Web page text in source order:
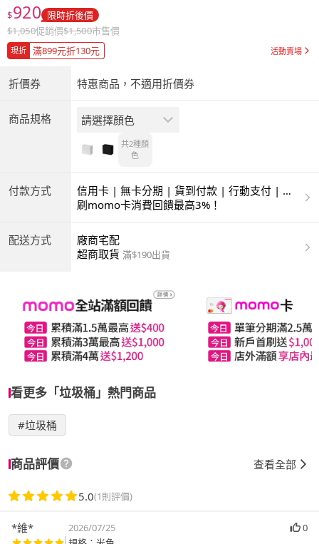
$920 限時折後價
$1,050促銷價$1,500市售價
現折 滿899元折130元 活動賣場
折價券 特惠商品，不適用折價券
商品規格 請選擇顏色
共2種顏
色
付款方式
信用卡 | 無卡分期 | 貨到付款 | 行動支付 | 超
商付款 | ATM | 銀聯卡 | 銀行帳戶付款
刷momo卡消費回饋最高3%！
配送方式
廠商宅配
超商取貨 滿$190出貨
看更多「垃圾桶」熱門商品
#垃圾桶
商品評價 查看全部
5.0(1則評價)
*維* 2026/07/25
0